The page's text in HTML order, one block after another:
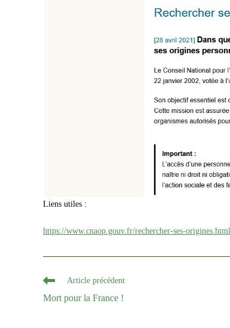
Liens utiles :
https://www.cnaop.gouv.fr/rechercher-ses-origines.html
Read
articles
Article précédent
Mort pour la France !